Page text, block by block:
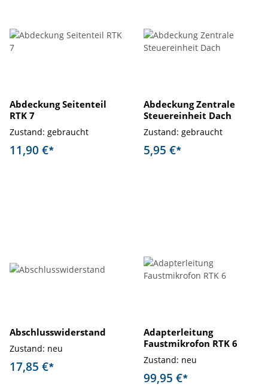
Abdeckung Seitenteil
RTK 7
Zustand: gebraucht
11,90 €*
Abdeckung Zentrale
Steuereinheit Dach
Zustand: gebraucht
5,95 €*
Abschlusswiderstand
Zustand: neu
17,85 €*
Adapterleitung
Faustmikrofon RTK 6
Zustand: neu
99,95 €*